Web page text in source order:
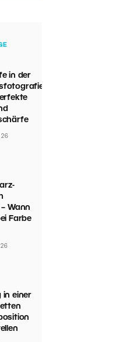
in der
Wann
Farbe
in einer